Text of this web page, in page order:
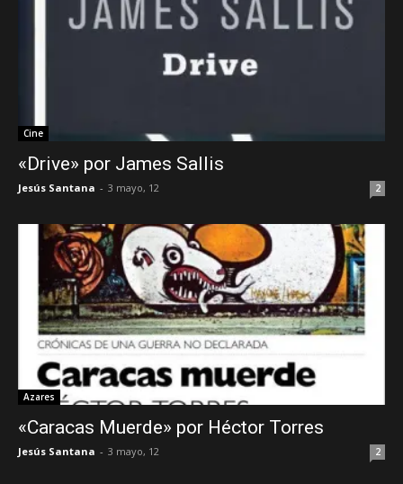
Cine
«Drive» por James Sallis
Jesús Santana - 3 mayo, 12 2
Azares
«Caracas Muerde» por Héctor Torres
Jesús Santana - 3 mayo, 12 2